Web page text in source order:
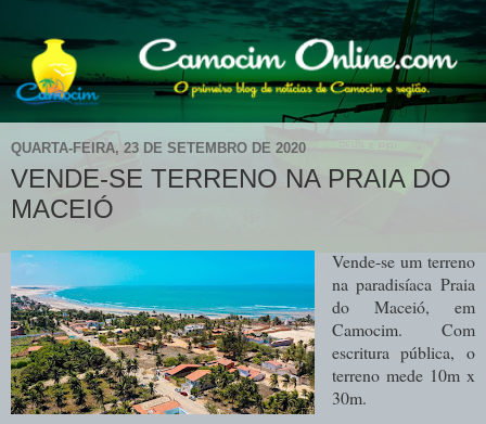
QUARTA-FEIRA, 23 DE SETEMBRO DE 2020
VENDE-SE TERRENO NA PRAIA DO
MACEIÓ
Vende-se um terreno
na paradisíaca Praia
do Maceió, em
Camocim. Com
escritura pública, o
terreno mede 10m x
30m.